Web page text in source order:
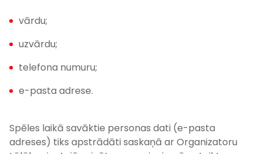
vārdu;
uzvārdu;
telefona numuru;
e-pasta adrese.
Spēles laikā savāktie personas dati (e-pasta
adreses) tiks apstrādāti saskaņā ar Organizatoru